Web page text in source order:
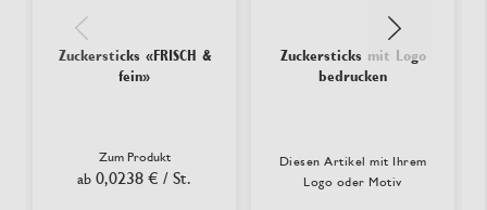
Zuckersticks «FRISCH &
fein»
Zum Produkt
ab 0,0238 € / St.
Zuckersticks mit Logo
bedrucken
Diesen Artikel mit Ihrem
Logo oder Motiv